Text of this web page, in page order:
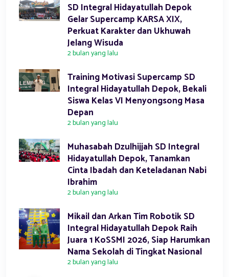
SD Integral Hidayatullah Depok
Gelar Supercamp KARSA XIX,
Perkuat Karakter dan Ukhuwah
Jelang Wisuda
2 bulan yang lalu
Training Motivasi Supercamp SD
Integral Hidayatullah Depok, Bekali
Siswa Kelas VI Menyongsong Masa
Depan
2 bulan yang lalu
Muhasabah Dzulhijjah SD Integral
Hidayatullah Depok, Tanamkan
Cinta Ibadah dan Keteladanan Nabi
Ibrahim
2 bulan yang lalu
Mikail dan Arkan Tim Robotik SD
Integral Hidayatullah Depok Raih
Juara 1 KoSSMI 2026, Siap Harumkan
Nama Sekolah di Tingkat Nasional
2 bulan yang lalu